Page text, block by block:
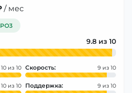
/ мес
9.8
10 Скорость: 9
10 Поддержка: 9